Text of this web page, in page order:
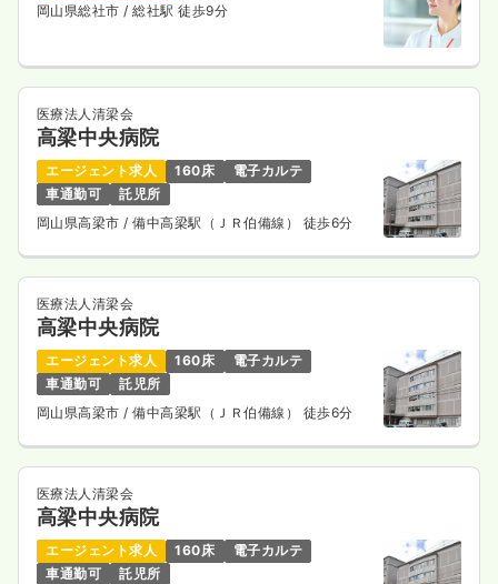
岡山県総社市 / 総社駅 徒歩9分
医療法人清梁会
高梁中央病院
エージェント求人 160床
電子カルテ
車通勤可
託児所
岡山県高梁市/ 備中高梁駅（ＪＲ伯備線） 徒歩6分
医療法人清梁会
高梁中央病院
エージェント求人 160床
電子カルテ
車通勤可
託児所
岡山県高梁市/ 備中高梁駅（ＪＲ伯備線） 徒歩6分
医療法人清梁会
高梁中央病院
エージェント求人 160床
電子カルテ
車通勤可
託児所